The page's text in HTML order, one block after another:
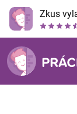
Zkus